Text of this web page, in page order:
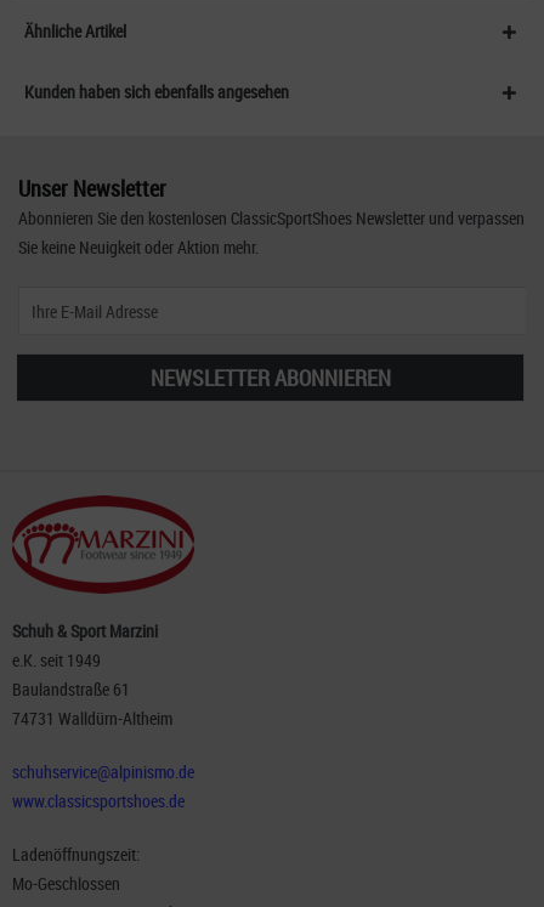
Ähnliche Artikel
Kunden haben sich ebenfalls angesehen
Unser Newsletter
Abonnieren Sie den kostenlosen ClassicSportShoes Newsletter und verpassen
Sie keine Neuigkeit oder Aktion mehr.
NEWSLETTER ABONNIEREN
Schuh & Sport Marzini
e.K. seit 1949
Baulandstraße 61
74731 Walldürn-Altheim
schuhservice@alpinismo.de
www.classicsportshoes.de
Ladenöffnungszeit:
Mo-Geschlossen